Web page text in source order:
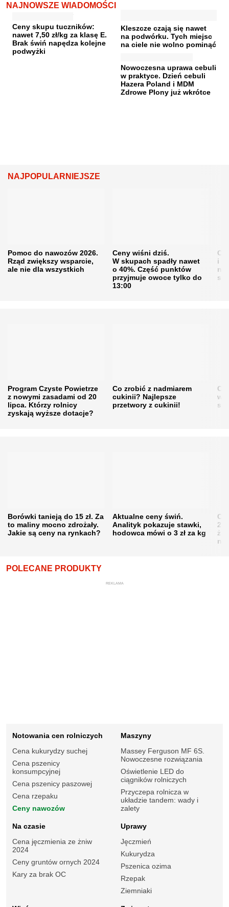
NAJNOWSZE WIADOMOŚCI
Ceny skupu tuczników:
nawet 7,50 zł/kg za klasę E.
Brak świń napędza kolejne
podwyżki
Kleszcze czają się nawet
na podwórku. Tych miejsc
na ciele nie wolno pominąć
Nowoczesna uprawa cebuli
w praktyce. Dzień cebuli
Hazera Poland i MDM
Zdrowe Plony już wkrótce
NAJPOPULARNIEJSZE
Pomoc do nawozów 2026.
Rząd zwiększy wsparcie,
ale nie dla wszystkich
Ceny wiśni dziś.
W skupach spadły nawet
o 40%. Część punktów
przyjmuje owoce tylko do
13:00
i
Program Czyste Powietrze
z nowymi zasadami od 20
lipca. Którzy rolnicy
zyskają wyższe dotacje?
Co zrobić z nadmiarem
cukinii? Najlepsze
przetwory z cukinii!
w
Borówki tanieją do 15 zł. Za
to maliny mocno zdrożały.
Jakie są ceny na rynkach?
Aktualne ceny świń.
Analityk pokazuje stawki,
hodowca mówi o 3 zł za kg
POLECANE PRODUKTY
REKLAMA
Notowania cen rolniczych
Cena kukurydzy suchej
Cena pszenicy
konsumpcyjnej
Cena pszenicy paszowej
Cena rzepaku
Ceny nawozów
Maszyny
Massey Ferguson MF 6S.
Nowoczesne rozwiązania
Oświetlenie LED do
ciągników rolniczych
Przyczepa rolnicza w
układzie tandem: wady i
zalety
Na czasie
Cena jęczmienia ze żniw
2024
Ceny gruntów ornych 2024
Kary za brak OC
Uprawy
Jęczmień
Kukurydza
Pszenica ozima
Rzepak
Ziemniaki